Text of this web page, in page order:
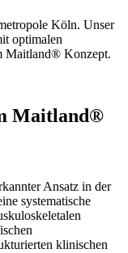
Köln. Unser
optimalen
Maitland® Konzept.
Maitland®
Ansatz in der
systematische
klinischen